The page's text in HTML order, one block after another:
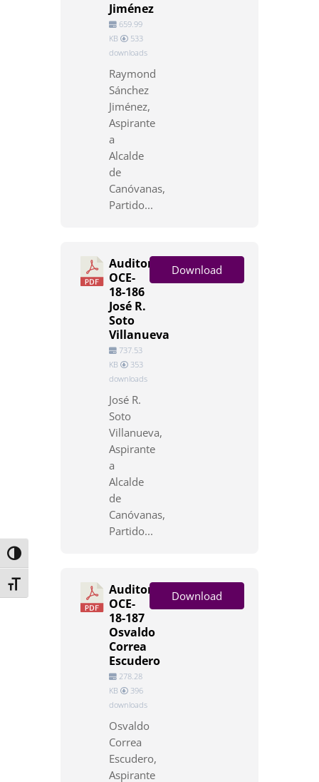
Toggle High Contrast
Toggle Font size
Jiménez
659.99
KB
533
downloads
Raymond
Sánchez
Jiménez,
Aspirante
a
Alcalde
de
Canóvanas,
Partido...
Auditoría
OCE-
18-186
José R.
Soto
Villanueva
737.53
KB
353
downloads
José R.
Soto
Villanueva,
Aspirante
a
Alcalde
de
Canóvanas,
Partido...
Download
Auditoría
OCE-
18-187
Osvaldo
Correa
Escudero
278.28
KB
396
downloads
Osvaldo
Correa
Escudero,
Aspirante
Download